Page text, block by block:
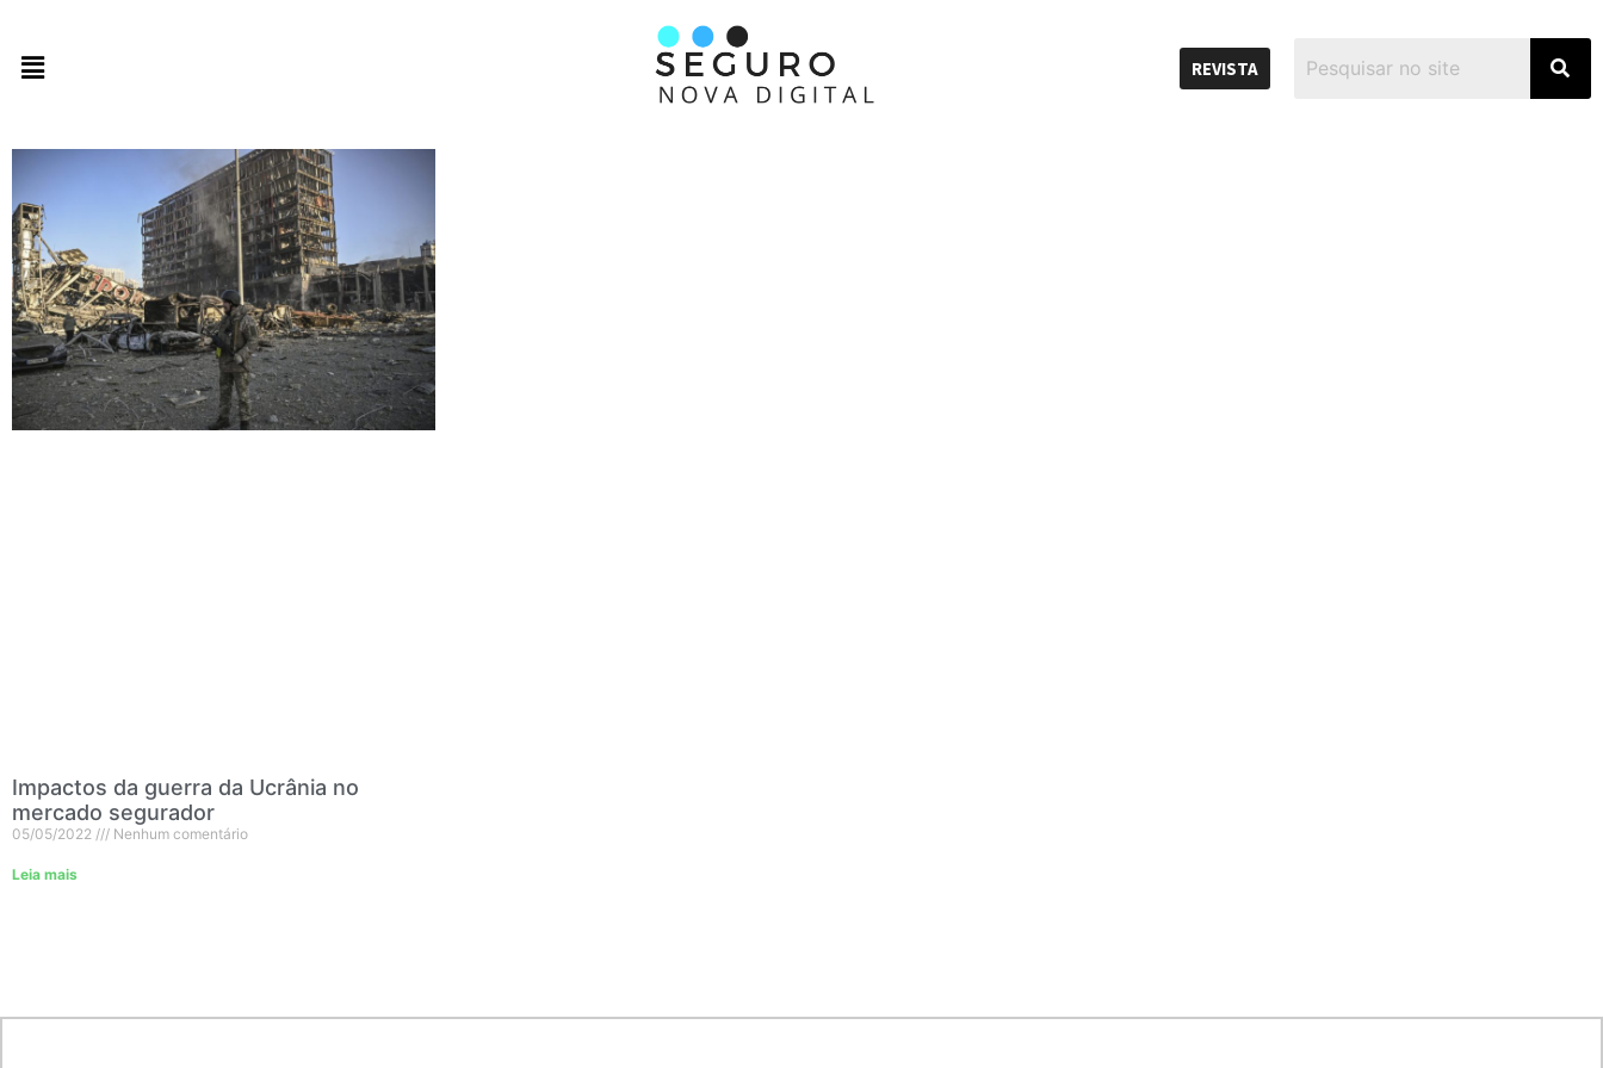
REVISTA
Impactos da guerra da Ucrânia no
mercado segurador
05/05/2022 Nenhum comentário
Leia mais